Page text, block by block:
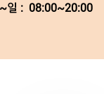
일 : 08:00~20:00